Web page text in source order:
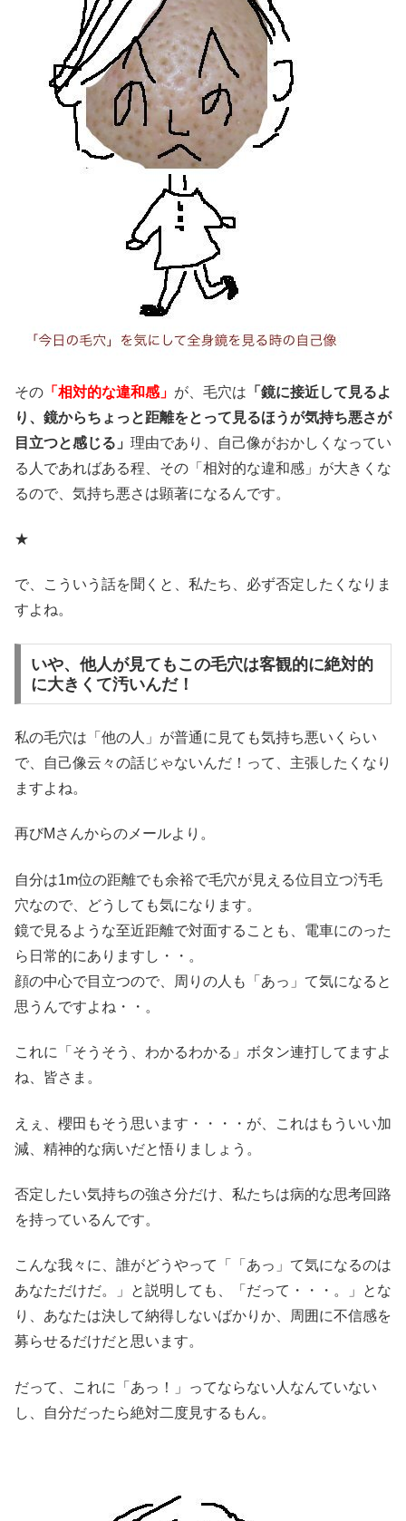
その 「相対的な違和感」 が、毛穴は 「鏡に接近して見るよ
り、鏡からちょっと距離をとって見るほうが気持ち悪さが
目立つと感じる」 理由であり、自己像がおかしくなってい
る人であればある程、その「相対的な違和感」が大きくな
るので、気持ち悪さは顕著になるんです。
★
で、こういう話を聞くと、私たち、必ず否定したくなりま
すよね。
いや、他人が見てもこの毛穴は客観的に絶対的
に大きくて汚いんだ！
私の毛穴は「他の人」が普通に見ても気持ち悪いくらい
で、自己像云々の話じゃないんだ！って、主張したくなり
ますよね。
再びMさんからのメールより。
自分は1m位の距離でも余裕で毛穴が見える位目立つ汚毛
穴なので、どうしても気になります。
鏡で見るような至近距離で対面することも、電車にのった
ら日常的にありますし・・。
顔の中心で目立つので、周りの人も「あっ」て気になると
思うんですよね・・。
これに「そうそう、わかるわかる」ボタン連打してますよ
ね、皆さま。
えぇ、櫻田もそう思います・・・・が、これはもういい加
減、精神的な病いだと悟りましょう。
否定したい気持ちの強さ分だけ、私たちは病的な思考回路
を持っているんです。
こんな我々に、誰がどうやって「「あっ」て気になるのは
あなただけだ。」と説明しても、「だって・・・。」とな
り、あなたは決して納得しないばかりか、周囲に不信感を
募らせるだけだと思います。
だって、これに「あっ！」ってならない人なんていない
し、自分だったら絶対二度見するもん。